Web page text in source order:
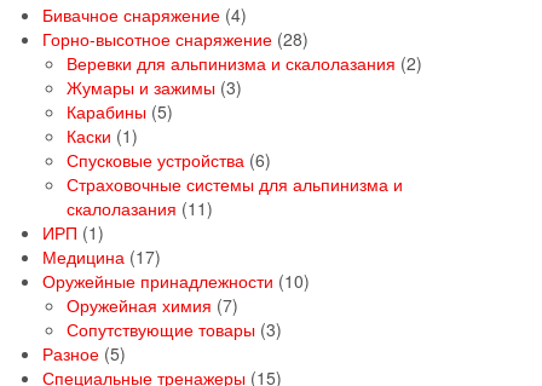
Бивачное снаряжение 44
товара
Горно-высотное снаряжение 2828
товаров
Веревки для альпинизма и скалолазания 22
Жумары и зажимы 33
Карабины 55
Каски 11
товар
Спусковые устройства 66
товаров
Страховочные системы для альпинизма и
скалолазания 1111
ИРП 11
товар
Медицина 1717
товаров
Оружейные принадлежности 1010
Оружейная химия 77
товаров
Сопутствующие товары 33
Разное 55
товаров
Специальные тренажеры 1515